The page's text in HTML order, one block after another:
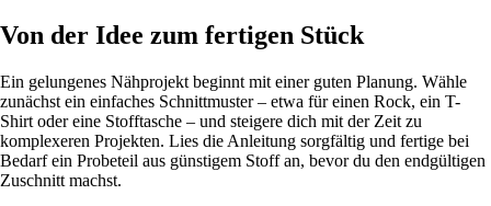
Von der Idee zum fertigen Stück
Ein gelungenes Nähprojekt beginnt mit einer guten Planung. Wähle
zunächst ein einfaches Schnittmuster – etwa für einen Rock, ein T-
Shirt oder eine Stofftasche – und steigere dich mit der Zeit zu
komplexeren Projekten. Lies die Anleitung sorgfältig und fertige bei
Bedarf ein Probeteil aus günstigem Stoff an, bevor du den endgültigen
Zuschnitt machst.